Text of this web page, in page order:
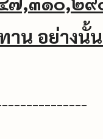
าน อย่างนั้